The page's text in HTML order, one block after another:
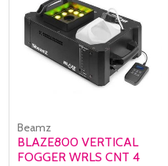
Beamz
BLAZE800 VERTICAL
FOGGER WRLS CNT 4